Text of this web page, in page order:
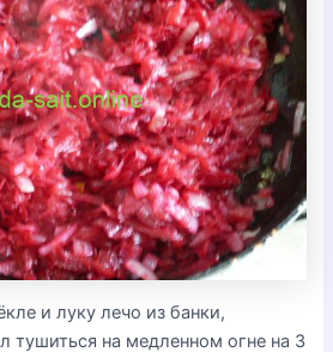
и луку лечо из банки,
тушиться на медленном огне на 3